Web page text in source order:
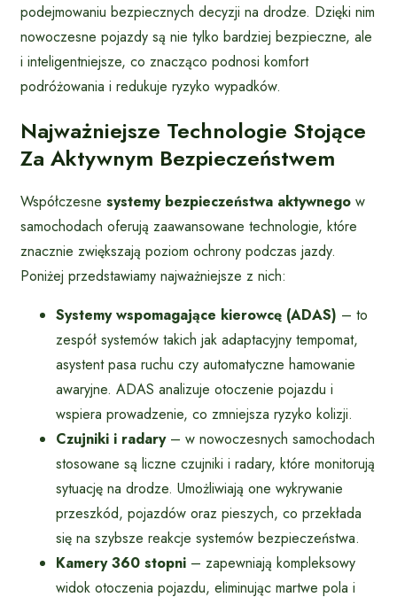
podejmowaniu bezpiecznych decyzji na drodze. Dzięki nim
nowoczesne pojazdy są nie tylko bardziej bezpieczne, ale
i inteligentniejsze, co znacząco podnosi komfort
podróżowania i redukuje ryzyko wypadków.
Najważniejsze Technologie Stojące
Za Aktywnym Bezpieczeństwem
Współczesne systemy bezpieczeństwa aktywnego w
samochodach oferują zaawansowane technologie, które
znacznie zwiększają poziom ochrony podczas jazdy.
Poniżej przedstawiamy najważniejsze z nich:
Systemy wspomagające kierowcę (ADAS) – to
zespół systemów takich jak adaptacyjny tempomat,
asystent pasa ruchu czy automatyczne hamowanie
awaryjne. ADAS analizuje otoczenie pojazdu i
wspiera prowadzenie, co zmniejsza ryzyko kolizji.
Czujniki i radary– w nowoczesnych samochodach
stosowane są liczne czujniki i radary, które monitorują
sytuację na drodze. Umożliwiają one wykrywanie
przeszkód, pojazdów oraz pieszych, co przekłada
się na szybsze reakcje systemów bezpieczeństwa.
Kamery 360 stopni – zapewniają kompleksowy
widok otoczenia pojazdu, eliminując martwe pola i